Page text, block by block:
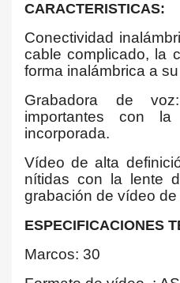
CARACTERISTICAS:
Conectividad
cable complicado, la
forma inalámbrica a
Grabadora de
importantes con
incorporada.
Vídeo de alta
nítidas con la lente
grabación de vídeo
ESPECIFICACIONES
Marcos: 30